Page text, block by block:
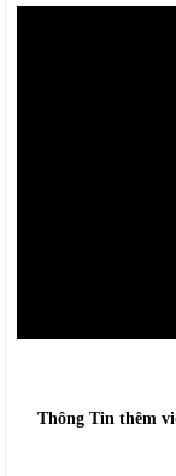
Thông Tin thêm